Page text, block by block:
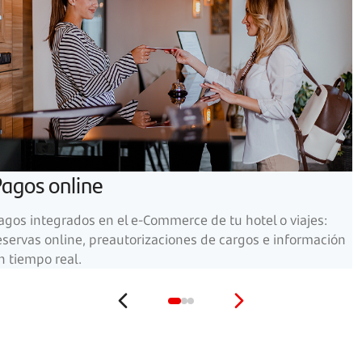
online
integrados en el e-Commerce de tu hotel o viajes:
online, preautorizaciones de cargos e información
tiempo real.